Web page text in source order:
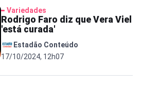
Variedades
Rodrigo Faro diz que Vera Viel
'está curada'
Estadão Conteúdo
17/10/2024, 12h07